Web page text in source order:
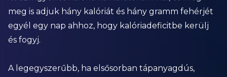
meg is adjuk hány kalóriát és hány gramm fehérjét
egyél egy nap ahhoz, hogy kalóriadeficitbe kerülj
és fogyj.
A legegyszerűbb, ha elsősorban tápanyagdús,